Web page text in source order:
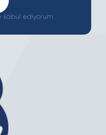
kabul ediyorum.